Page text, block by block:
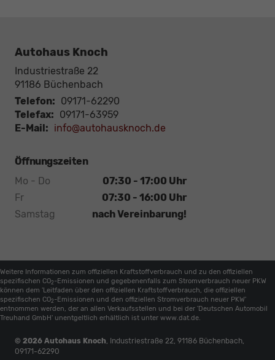
Autohaus Knoch
Industriestraße 22
91186 Büchenbach
Telefon: 09171-62290
Telefax: 09171-63959
E-Mail: info@autohausknoch.de
Öffnungszeiten
Mo - Do
07:30 - 17:00 Uhr
Fr
07:30 - 16:00 Uhr
Samstag
nach Vereinbarung!
Weitere Informationen zum offiziellen Kraftstoffverbrauch und zu den offiziellen
spezifischen CO2 -Emissionen und gegebenenfalls zum Stromverbrauch neuer PKW
können dem 'Leitfaden über den offiziellen Kraftstoffverbrauch, die offiziellen
spezifischen CO2 -Emissionen und den offiziellen Stromverbrauch neuer PKW'
entnommen werden, der an allen Verkaufsstellen und bei der 'Deutschen Automobil
Treuhand GmbH' unentgeltlich erhältlich ist unter www.dat.de.
© 2026 Autohaus Knoch, Industriestraße 22, 91186 Büchenbach,
09171-62290